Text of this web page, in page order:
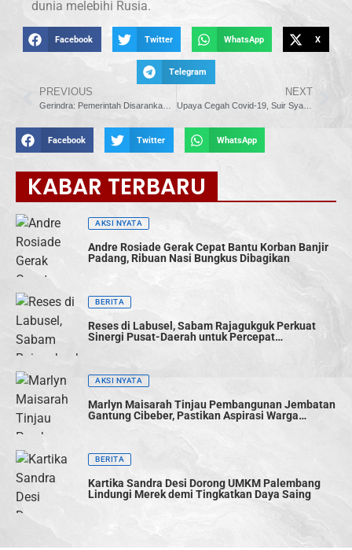
dunia melebihi Rusia.
Facebook Twitter WhatsApp X
Telegram
PREVIOUS
Gerindra: Pemerintah Disarankan Buka Jalur bagi Pihak yang Ingin Menjadi Relawan COVID
NEXT
Upaya Cegah Covid-19, Suir Syam Minta Pola Hidup Sehat Diterapkan Mulai dari Keluarga
Facebook Twitter WhatsApp
KABAR TERBARU
AKSI NYATA
Andre Rosiade Gerak Cepat Bantu Korban Banjir
Padang, Ribuan Nasi Bungkus Dibagikan
BERITA
Reses di Labusel, Sabam Rajagukguk Perkuat
Sinergi Pusat-Daerah untuk Percepat
AKSI NYATA
Marlyn Maisarah Tinjau Pembangunan Jembatan
Gantung Cibeber, Pastikan Aspirasi Warga
BERITA
Kartika Sandra Desi Dorong UMKM Palembang
Lindungi Merek demi Tingkatkan Daya Saing